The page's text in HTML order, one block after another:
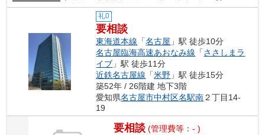
礼0
要相談
東海道本線 「名古屋 」駅 徒歩10分
名古屋臨海高速あおなみ線 「ささしまラ
イブ 」駅 徒歩11分
近鉄名古屋線 「米野 」駅 徒歩15分
築52年 / 26階建 地下3階
愛知県名古屋市中村区名駅南２丁目14-
19
要相談 (管理費等：- )